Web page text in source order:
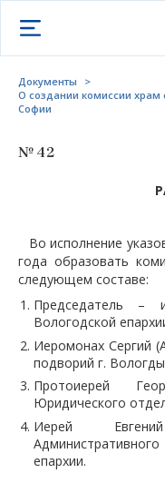
Открыть меню
Документы
>
О создании комиссии
Софии
№ 42
Во исполнение
года образовать
следующем составе:
Председатель –
Вологодской
Иеромонах Сергий
подворий г.
Протоиерей
Юридического
Иерей
епархии.